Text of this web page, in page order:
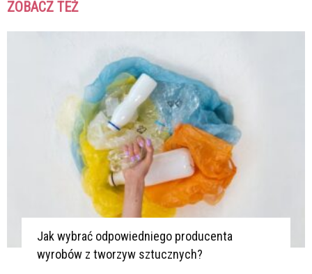
ZOBACZ TEŻ
Jak wybrać odpowiedniego producenta
wyrobów z tworzyw sztucznych?